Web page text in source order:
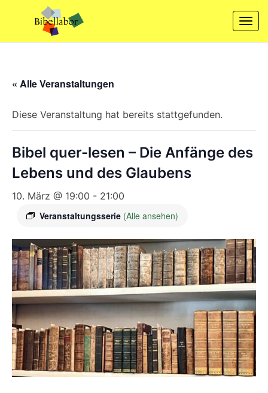
content
« Alle Veranstaltungen
Diese Veranstaltung hat bereits stattgefunden.
Bibel quer-lesen – Die Anfänge des
Lebens und des Glaubens
10. März @ 19:00 - 21:00
Veranstaltungsserie (Alle ansehen)